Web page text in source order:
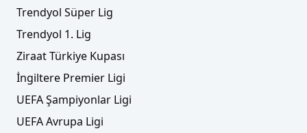
Trendyol Süper Lig
Trendyol 1. Lig
Ziraat Türkiye Kupası
İngiltere Premier Ligi
UEFA Şampiyonlar Ligi
UEFA Avrupa Ligi